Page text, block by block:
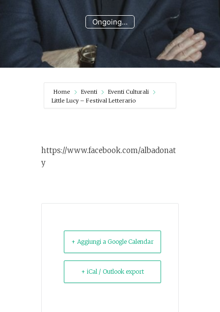
Ongoing...
Home Eventi
Eventi Culturali
Little Lucy – Festival Letterario
https://www.facebook.com/albadonat
y
+ Aggiungi a Google Calendar
+ iCal / Outlook export